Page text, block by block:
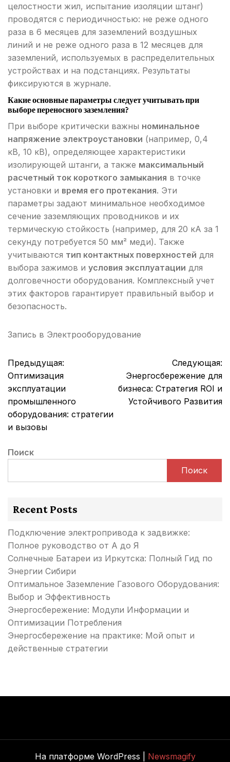
целостности жил, испытание изоляции штанг)
проводятся с периодичностью: не реже одного
раза в 6 месяцев для заземлений воздушных
линий и не реже одного раза в 12 месяцев для
заземлений, используемых в распределительных
устройствах и на подстанциях. Результаты
фиксируются в журнале.
Какие основные параметры следует учитывать при
выборе переносного заземления?
При выборе критически важны номинальное
напряжение электроустановки (например, 0,4
кВ, 10 кВ), определяющее характеристики
изолирующей штанги, а также максимальный
расчетный ток короткого замыкания в точке
установки и время его протекания. Эти
параметры задают минимальное необходимое
сечение заземляющих проводников и их
термическую стойкость (например, для 20 кА за 1
секунду потребуется 50 мм² меди). Также
учитываются тип контактных поверхностей для
выбора зажимов и условия эксплуатации для
долговечности оборудования. Комплексный учет
этих факторов гарантирует правильный выбор и
безопасность.
Запись в Электрооборудование
Навигация
по
Предыдущая:
Оптимизация
эксплуатации
промышленного
оборудования: стратегии
и вызовы
Следующая:
Энергосбережение для
бизнеса: Стратегия ROI и
Устойчивого Развития
Поиск
Поиск
Recent Posts
Подключение электропривода к задвижке:
Полное руководство от А до Я
Солнечные Батареи из Иркутска: Полный Гид по
Энергии Сибири
Оптимальное Заземление Газового Оборудования:
Выбор и Эффективность
Энергосбережение: Модули Информации и
Оптимизации Потребления
Энергосбережение на практике: Мой опыт и
действенные стратегии
На платформе WordPress | Newsmagify